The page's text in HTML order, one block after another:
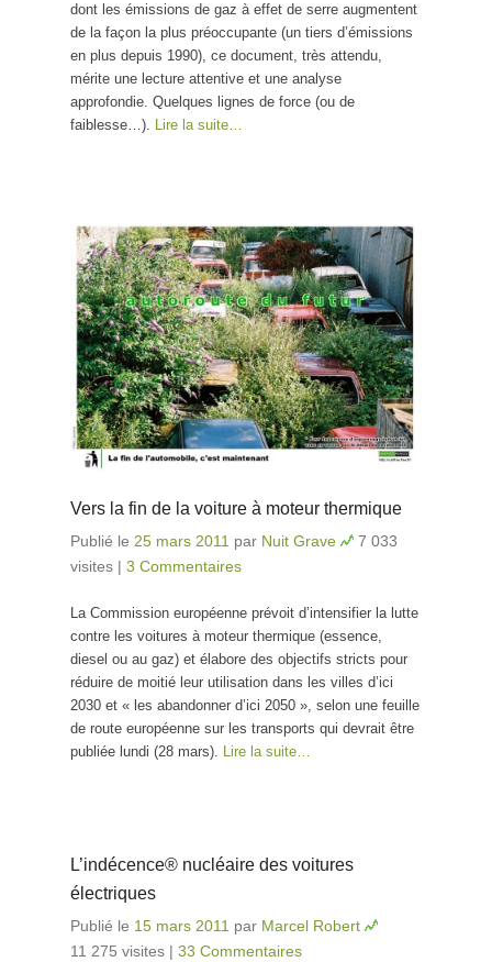
dont les émissions de gaz à effet de serre augmentent
de la façon la plus préoccupante (un tiers d’émissions
en plus depuis 1990), ce document, très attendu,
mérite une lecture attentive et une analyse
approfondie. Quelques lignes de force (ou de
faiblesse…). Lire la suite…
Vers la fin de la voiture à moteur thermique
Publié le 25 mars 2011 par Nuit Grave
7 033
visites | 3 Commentaires
La Commission européenne prévoit d’intensifier la lutte
contre les voitures à moteur thermique (essence,
diesel ou au gaz) et élabore des objectifs stricts pour
réduire de moitié leur utilisation dans les villes d’ici
2030 et « les abandonner d’ici 2050 », selon une feuille
de route européenne sur les transports qui devrait être
publiée lundi (28 mars). Lire la suite…
L’indécence® nucléaire des voitures
électriques
Publié le 15 mars 2011 par Marcel Robert
11 275 visites | 33 Commentaires